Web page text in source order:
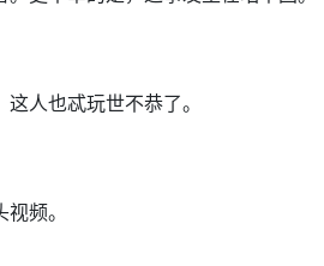
人也忒玩世不恭了。
频。